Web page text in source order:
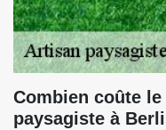
Combien coûte
paysagiste à